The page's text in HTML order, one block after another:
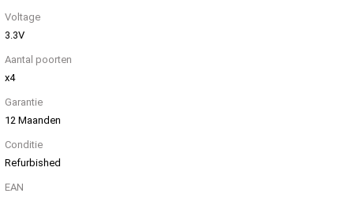
Voltage
3.3V
Aantal poorten
x4
Garantie
12 Maanden
Conditie
Refurbished
EAN